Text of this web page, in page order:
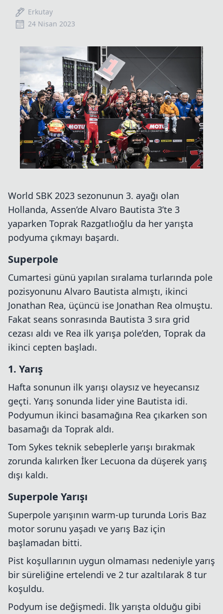
Erkutay
24 Nisan 2023
World SBK 2023 sezonunun 3. ayağı olan
Hollanda, Assen’de Alvaro Bautista 3’te 3
yaparken Toprak Razgatlıoğlu da her yarışta
podyuma çıkmayı başardı.
Superpole
Cumartesi günü yapılan sıralama turlarında pole
pozisyonunu Alvaro Bautista almıştı, ikinci
Jonathan Rea, üçüncü ise Jonathan Rea olmuştu.
Fakat seans sonrasında Bautista 3 sıra grid
cezası aldı ve Rea ilk yarışa pole’den, Toprak da
ikinci cepten başladı.
1. Yarış
Hafta sonunun ilk yarışı olaysız ve heyecansız
geçti. Yarış sonunda lider yine Bautista idi.
Podyumun ikinci basamağına Rea çıkarken son
basamağı da Toprak aldı.
Tom Sykes teknik sebeplerle yarışı bırakmak
zorunda kalırken İker Lecuona da düşerek yarış
dışı kaldı.
Superpole Yarışı
Superpole yarışının warm-up turunda Loris Baz
motor sorunu yaşadı ve yarış Baz için
başlamadan bitti.
Pist koşullarının uygun olmaması nedeniyle yarış
bir süreliğine ertelendi ve 2 tur azaltılarak 8 tur
koşuldu.
Podyum ise değişmedi. İlk yarışta olduğu gibi